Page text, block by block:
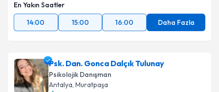
En Yakın Saatler
14:00
15:00 16:00 Daha Fazla
Psk. Dan. Gonca Dalçık Tulunay
Psikolojik Danışman
Antalya, Muratpaşa